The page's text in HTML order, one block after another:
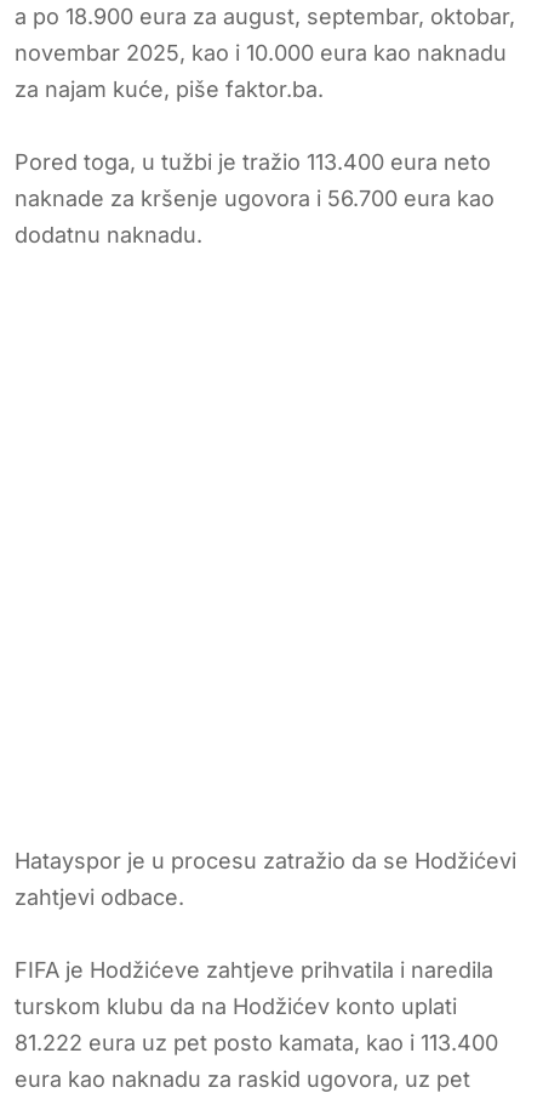
a po 18.900 eura za august, septembar, oktobar,
novembar 2025, kao i 10.000 eura kao naknadu
za najam kuće, piše faktor.ba.
Pored toga, u tužbi je tražio 113.400 eura neto
naknade za kršenje ugovora i 56.700 eura kao
dodatnu naknadu.
Hatayspor je u procesu zatražio da se Hodžićevi
zahtjevi odbace.
FIFA je Hodžićeve zahtjeve prihvatila i naredila
turskom klubu da na Hodžićev konto uplati
81.222 eura uz pet posto kamata, kao i 113.400
eura kao naknadu za raskid ugovora, uz pet